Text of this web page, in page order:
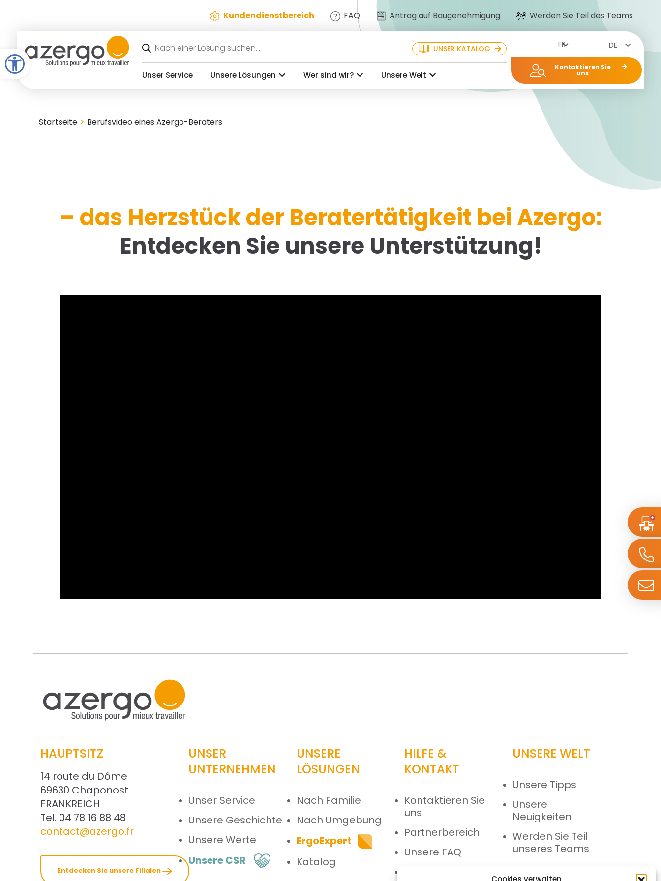
Symbolleiste öffnen
Cookies verwalten
Kundendienstbereich FAQ Antrag auf Baugenehmigung Werden Sie Teil des Teams
UNSER KATALOG
Unser Service Unsere Lösungen Wer sind wir? Unsere Welt
DE
Kontaktieren Sie
uns
Startseite > Berufsvideo eines Azergo-Beraters
– das Herzstück der Beratertätigkeit bei Azergo:
Entdecken Sie unsere Unterstützung!
HAUPTSITZ
14 route du Dôme
69630 Chaponost
FRANKREICH
Tel. 04 78 16 88 48
contact@azergo.fr
Entdecken Sie unsere Filialen
UNSER
UNTERNEHMEN
Unser Service
Unsere Geschichte
Unsere Werte
Unsere CSR
UNSERE
LÖSUNGEN
Nach Familie
Nach Umgebung
ErgoExpert
Katalog
HILFE &
KONTAKT
Kontaktieren Sie
uns
Partnerbereich
Unsere FAQ
UNSERE WELT
Unsere Tipps
Unsere
Neuigkeiten
Werden Sie Teil
unseres Teams